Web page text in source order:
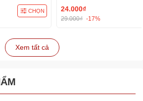
CHỌN 24.000₫
29.000₫ -17%
Xem tất cả